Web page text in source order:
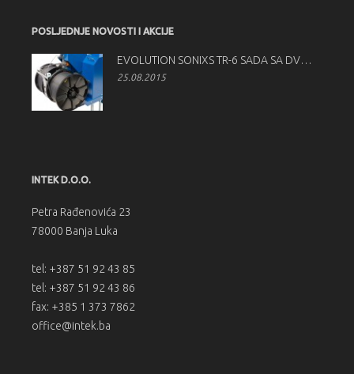
POSLJEDNJE NOVOSTI I AKCIJE
EVOLUTION SONIXS TR-6 SADA SA DVOSTRUKIM ODMOTAČEM TRAKE
25.08.2015
INTEK D.O.O.
Petra Rađenovića 23
78000 Banja Luka
tel: +387 51 92 43 85
tel: +387 51 92 43 86
fax: +385 1 373 7862
office@intek.ba